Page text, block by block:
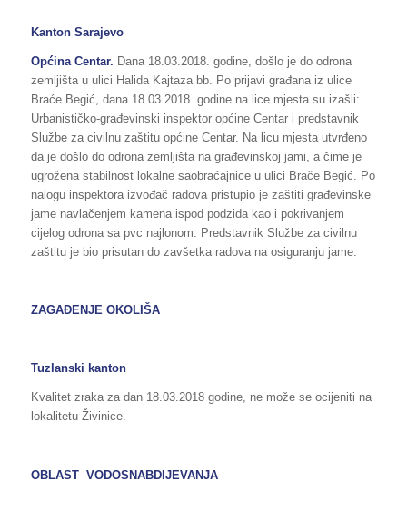
Kanton Sarajevo
Općina Centar. Dana 18.03.2018. godine, došlo je do odrona
zemljišta u ulici Halida Kajtaza bb. Po prijavi građana iz ulice
Braće Begić, dana 18.03.2018. godine na lice mjesta su izašli:
Urbanističko-građevinski inspektor općine Centar i predstavnik
Službe za civilnu zaštitu općine Centar. Na licu mjesta utvrđeno
da je došlo do odrona zemljišta na građevinskoj jami, a čime je
ugrožena stabilnost lokalne saobraćajnice u ulici Brače Begić. Po
nalogu inspektora izvođač radova pristupio je zaštiti građevinske
jame navlačenjem kamena ispod podzida kao i pokrivanjem
cijelog odrona sa pvc najlonom. Predstavnik Službe za civilnu
zaštitu je bio prisutan do zavšetka radova na osiguranju jame.
ZAGAĐENJE OKOLIŠA
Tuzlanski kanton
Kvalitet zraka za dan 18.03.2018 godine, ne može se ocijeniti na
lokalitetu Živinice.
OBLAST VODOSNABDIJEVANJA